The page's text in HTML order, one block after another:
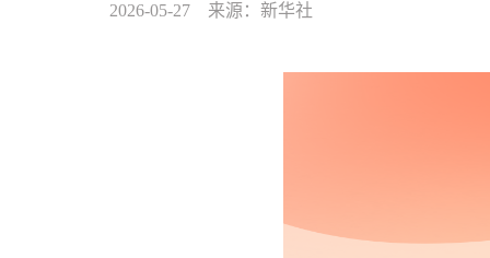
2026-05-27 来源：新华社